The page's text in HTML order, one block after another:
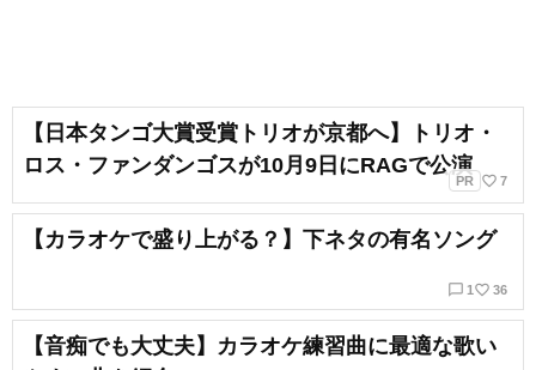
【日本タンゴ大賞受賞トリオが京都へ】トリオ・
ロス・ファンダンゴスが10月9日にRAGで公演
PR favorite_border 7
【カラオケで盛り上がる？】下ネタの有名ソング
chat_bubble_outline 1 favorite_border 36
【音痴でも大丈夫】カラオケ練習曲に最適な歌い